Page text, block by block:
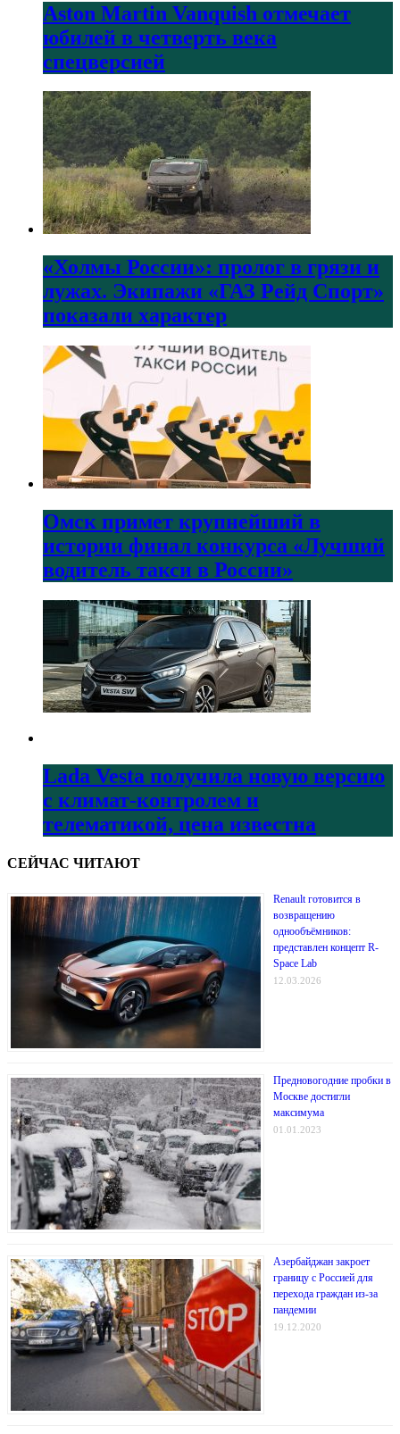
Aston Martin Vanquish отмечает
юбилей в четверть века
спецверсией
«Холмы России»: пролог в грязи и
лужах. Экипажи «ГАЗ Рейд Спорт»
показали характер
Омск примет крупнейший в
истории финал конкурса «Лучший
водитель такси в России»
Lada Vesta получила новую версию
с климат-контролем и
телематикой, цена известна
СЕЙЧАС ЧИТАЮТ
Renault готовится в
возвращению
однообъёмников:
представлен концепт R-
Space Lab
12.03.2026
Предновогодние пробки в
Москве достигли
максимума
01.01.2023
Азербайджан закроет
границу с Россией для
перехода граждан из-за
пандемии
19.12.2020